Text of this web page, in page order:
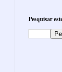
Pesquisar